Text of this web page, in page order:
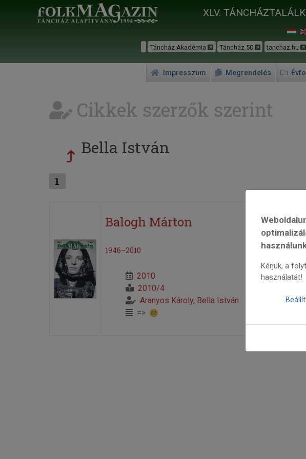
XLV.
Táncház Akadémia Táncház 50 tanchaz.hu
Impresszum Megrendelés
Cikkek szerzők szerint
Bella István
1
Balogh Márton
1946–2010
2010
2010/4
Aranyos Károly, Bella István
=>
Kérjük, a
használatát!